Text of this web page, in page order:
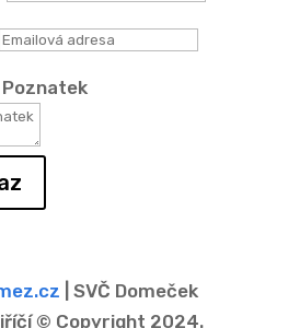
| SVČ Domeček
© Copyright 2024.